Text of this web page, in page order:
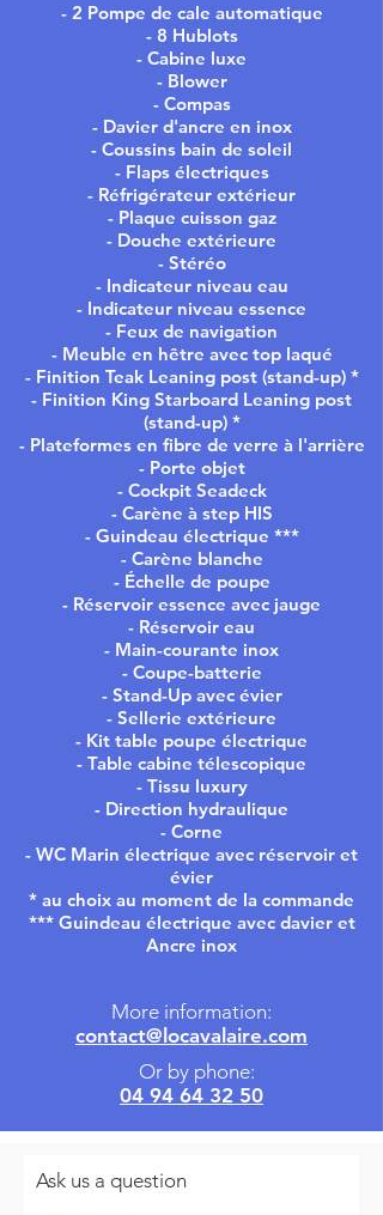
- 2 Pompe de cale automatique
- 8 Hublots
- Cabine luxe
- Blower
- Compas
- Davier d'ancre en inox
- Coussins bain de soleil
- Flaps électriques
- Réfrigérateur extérieur
- Plaque cuisson gaz
- Douche extérieure
- Stéréo
- Indicateur niveau eau
- Indicateur niveau essence
- Feux de navigation
- Meuble en hêtre avec top laqué
- Finition Teak Leaning post (stand-up) *
- Finition King Starboard Leaning post
(stand-up) *
- Plateformes en fibre de verre à l'arrière
- Porte objet
- Cockpit Seadeck
- Carène à step HIS
- Guindeau électrique ***
- Carène blanche
- Échelle de poupe
- Réservoir essence avec jauge
- Réservoir eau
- Main-courante inox
- Coupe-batterie
- Stand-Up avec évier
- Sellerie extérieure
- Kit table poupe électrique
- Table cabine télescopique
- Tissu luxury
- Direction hydraulique
- Corne
- WC Marin électrique avec réservoir et
évier
* au choix au moment de la commande
*** Guindeau électrique avec davier et
Ancre inox
More information:
contact@locavalaire.com
Or by phone:
04 94 64 32 50
Ask us a question